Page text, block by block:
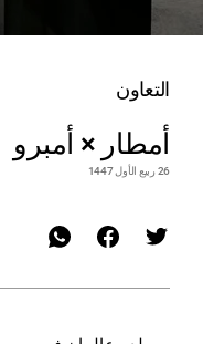
التعاون
أمطار × أمبرو
26 ربيع الأول 1447